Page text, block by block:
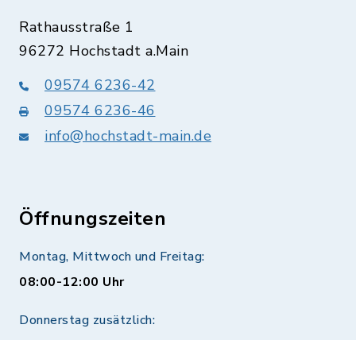
Rathausstraße 1
96272 Hochstadt a.Main
09574 6236-42
09574 6236-46
info@hochstadt-main.de
Öffnungszeiten
Montag, Mittwoch und Freitag:
08:00-12:00 Uhr
Donnerstag zusätzlich: